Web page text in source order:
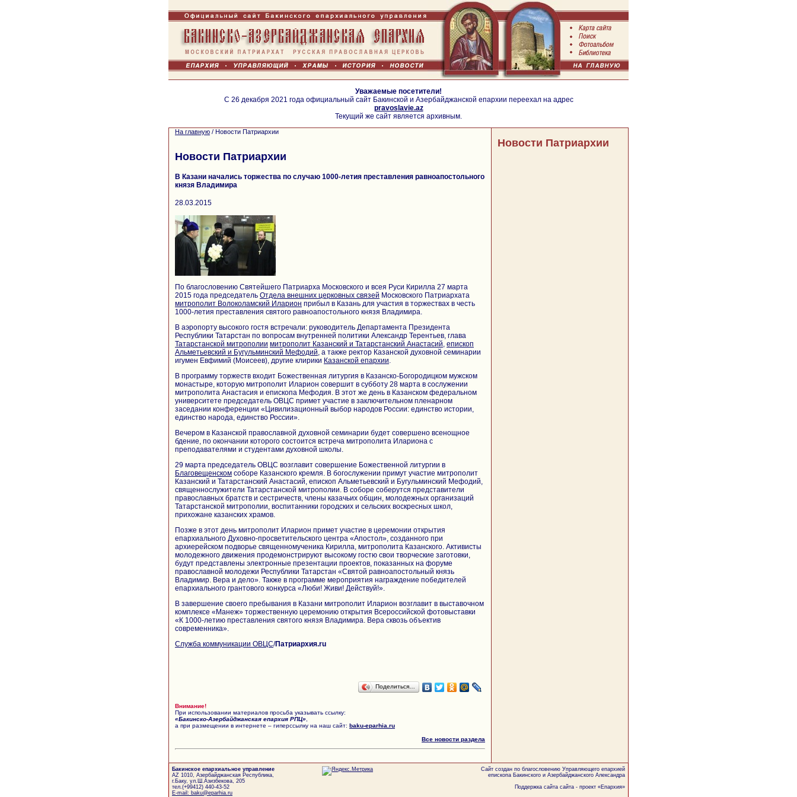
Уважаемые посетители!
С 26 декабря 2021 года официальный сайт Бакинской и Азербайджанской епархии переехал на адрес
pravoslavie.az
Текущий же сайт является архивным.
На главную / Новости Патриархии
Новости Патриархии
В Казани начались торжества по случаю 1000-летия преставления равноапостольного
князя Владимира
28.03.2015
По благословению Святейшего Патриарха Московского и всея Руси Кирилла 27 марта
2015 года председатель Отдела внешних церковных связей Московского Патриархата
митрополит Волоколамский Иларион прибыл в Казань для участия в торжествах в честь
1000-летия преставления святого равноапостольного князя Владимира.
В аэропорту высокого гостя встречали: руководитель Департамента Президента
Республики Татарстан по вопросам внутренней политики Александр Терентьев, глава
Татарстанской митрополии митрополит Казанский и Татарстанский Анастасий, епископ
Альметьевский и Бугульминский Мефодий, а также ректор Казанской духовной семинарии
игумен Евфимий (Моисеев), другие клирики Казанской епархии.
В программу торжеств входит Божественная литургия в Казанско-Богородицком мужском
монастыре, которую митрополит Иларион совершит в субботу 28 марта в сослужении
митрополита Анастасия и епископа Мефодия. В этот же день в Казанском федеральном
университете председатель ОВЦС примет участие в заключительном пленарном
заседании конференции «Цивилизационный выбор народов России: единство истории,
единство народа, единство России».
Вечером в Казанской православной духовной семинарии будет совершено всенощное
бдение, по окончании которого состоится встреча митрополита Илариона с
преподавателями и студентами духовной школы.
29 марта председатель ОВЦС возглавит совершение Божественной литургии в
Благовещенском соборе Казанского кремля. В богослужении примут участие митрополит
Казанский и Татарстанский Анастасий, епископ Альметьевский и Бугульминский Мефодий,
священнослужители Татарстанской митрополии. В соборе соберутся представители
православных братств и сестричеств, члены казачьих общин, молодежных организаций
Татарстанской митрополии, воспитанники городских и сельских воскресных школ,
прихожане казанских храмов.
Позже в этот день митрополит Иларион примет участие в церемонии открытия
епархиального Духовно-просветительского центра «Апостол», созданного при
архиерейском подворье священномученика Кирилла, митрополита Казанского. Активисты
молодежного движения продемонстрируют высокому гостю свои творческие заготовки,
будут представлены электронные презентации проектов, показанных на форуме
православной молодежи Республики Татарстан «Святой равноапостольный князь
Владимир. Вера и дело». Также в программе мероприятия награждение победителей
епархиального грантового конкурса «Люби! Живи! Действуй!».
В завершение своего пребывания в Казани митрополит Иларион возглавит в выставочном
комплексе «Манеж» торжественную церемонию открытия Всероссийской фотовыставки
«К 1000-летию преставления святого князя Владимира. Вера сквозь объектив
современника».
Служба коммуникации ОВЦС/Патриархия.ru
Поделиться…
Внимание!
При использовании материалов просьба указывать ссылку:
«Бакинско-Азербайджанская епархия РПЦ»
а при размещении в интернете – гиперссылку на наш сайт: baku-eparhia.ru
Все новости раздела
Новости Патриархии
Бакинское епархиальное управление
AZ 1010, Азербайджанская Республика,
г.Баку, ул.Ш.Азизбекова, 205
тел.(+99412) 440-43-52
E-mail: baku@eparhia.ru
Сайт создан по благословению Управляющего епархией
епископа Бакинского и Азербайджанского Александра
Поддержка сайта сайта - проект «Епархия»